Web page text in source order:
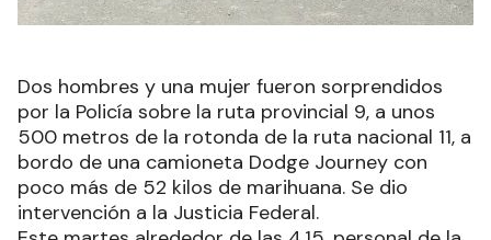
Dos hombres y una mujer fueron sorprendidos
por la Policía sobre la ruta provincial 9, a unos
500 metros de la rotonda de la ruta nacional 11, a
bordo de una camioneta Dodge Journey con
poco más de 52 kilos de marihuana. Se dio
intervención a la Justicia Federal.